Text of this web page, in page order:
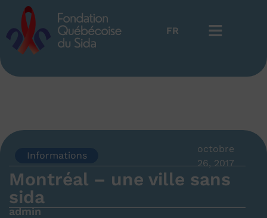
FR
EN
Informations
octobre
26, 2017
Montréal – une ville sans
sida
admin